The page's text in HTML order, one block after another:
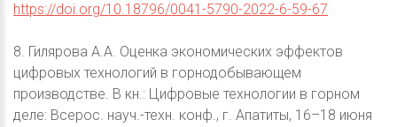
https://doi.org/10.18796/0041-5790-2022-6-59-67
8. Гилярова А.А. Оценка экономических эффектов
цифровых технологий в горнодобывающем
производстве. В кн.: Цифровые технологии в горном
деле: Всерос. науч.-техн. конф., г. Апатиты, 16–18 июня